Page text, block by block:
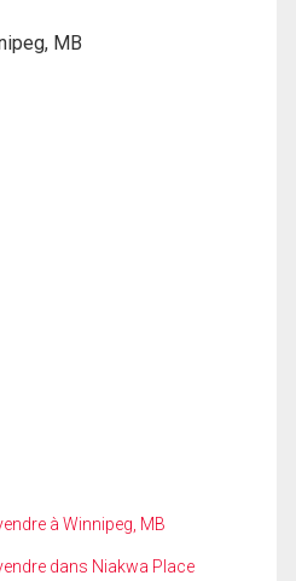
à Winnipeg, MB
dans Niakwa Place